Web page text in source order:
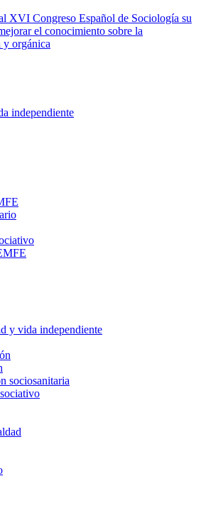
XVI Congreso Español de Sociología su
el conocimiento sobre la
y orgánica
independiente
y vida independiente
sociosanitaria